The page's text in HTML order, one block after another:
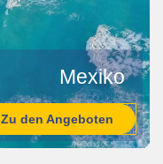
Mexiko
Zu den Angeboten